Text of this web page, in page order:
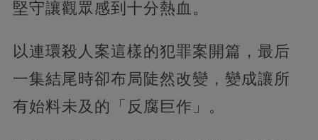
堅守讓觀眾感到十分熱血。
以連環殺人案這樣的犯罪案開篇，最后
一集結尾時卻布局陡然改變，變成讓所
有始料未及的「反腐巨作」。